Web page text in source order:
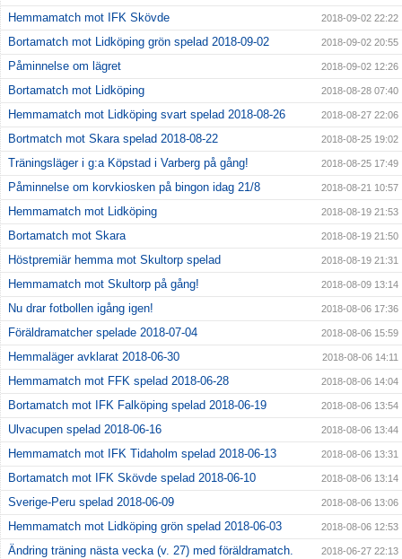
Hemmamatch mot IFK Skövde
2018-09-02 22:22
Bortamatch mot Lidköping grön spelad 2018-09-02 2018-09-02 20:55
Påminnelse om lägret 2018-09-02 12:26
Bortamatch mot Lidköping 2018-08-28 07:40
Hemmamatch mot Lidköping svart spelad 2018-08-26 2018-08-27 22:06
Bortmatch mot Skara spelad 2018-08-22 2018-08-25 19:02
Träningsläger i g:a Köpstad i Varberg på gång! 2018-08-25 17:49
Påminnelse om korvkiosken på bingon idag 21/8 2018-08-21 10:57
Hemmamatch mot Lidköping 2018-08-19 21:53
Bortamatch mot Skara 2018-08-19 21:50
Höstpremiär hemma mot Skultorp spelad 2018-08-19 21:31
Hemmamatch mot Skultorp på gång! 2018-08-09 13:14
Nu drar fotbollen igång igen! 2018-08-06 17:36
Föräldramatcher spelade 2018-07-04 2018-08-06 15:59
Hemmaläger avklarat 2018-06-30 2018-08-06 14:11
Hemmamatch mot FFK spelad 2018-06-28 2018-08-06 14:04
Bortamatch mot IFK Falköping spelad 2018-06-19 2018-08-06 13:54
Ulvacupen spelad 2018-06-16 2018-08-06 13:44
Hemmamatch mot IFK Tidaholm spelad 2018-06-13 2018-08-06 13:31
Bortamatch mot IFK Skövde spelad 2018-06-10 2018-08-06 13:14
Sverige-Peru spelad 2018-06-09 2018-08-06 13:06
Hemmamatch mot Lidköping grön spelad 2018-06-03 2018-08-06 12:53
Ändring träning nästa vecka (v. 27) med föräldramatch. 2018-06-27 22:13